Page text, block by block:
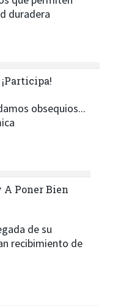
duradera
obsequios...
A Poner Bien
de su
recibimiento de